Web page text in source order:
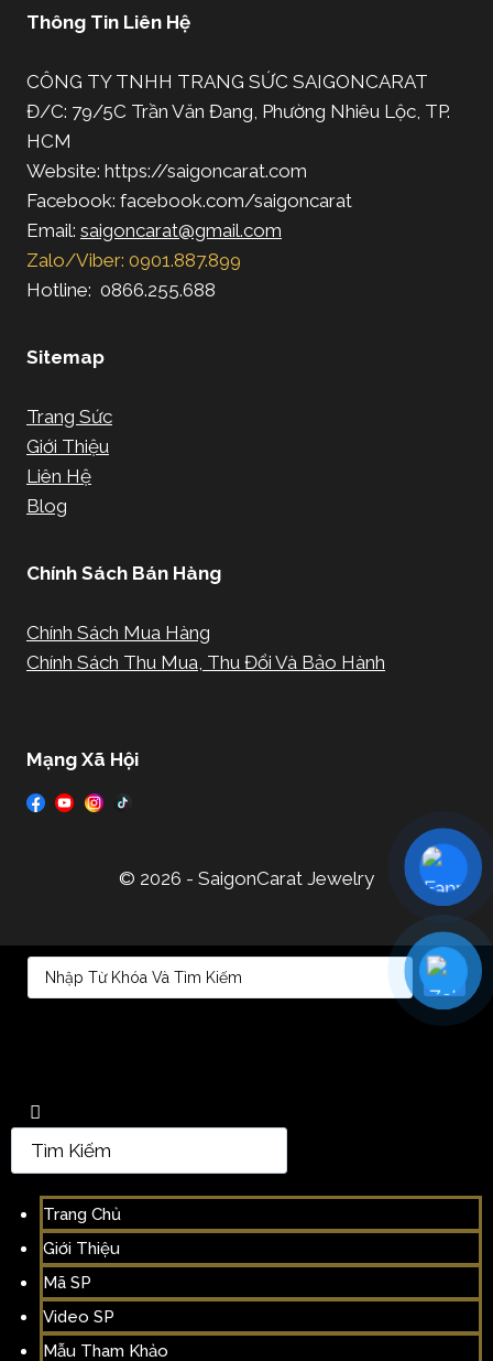
Thông Tin Liên Hệ
CÔNG TY TNHH TRANG SỨC SAIGONCARAT
Đ/C: 79/5C Trần Văn Đang, Phường Nhiêu Lộc, TP.
HCM
Website: https://saigoncarat.com
Facebook: facebook.com/saigoncarat
Email: saigoncarat@gmail.com
Zalo/Viber: 0901.887.899
Hotline: 0866.255.688
Sitemap
Trang Sức
Giới Thiệu
Liên Hệ
Blog
Chính Sách Bán Hàng
Chính Sách Mua Hàng
Chính Sách Thu Mua, Thu Đổi Và Bảo Hành
Mạng Xã Hội
© 2026 - SaigonCarat Jewelry
Trang Chủ
Giới Thiệu
Mã SP
Video SP
Mẫu Tham Khảo